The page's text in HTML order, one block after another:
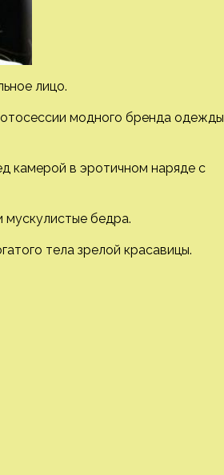
лицо.
модного бренда одежды
камерой в эротичном наряде с
мускулистые бедра.
тела зрелой красавицы.